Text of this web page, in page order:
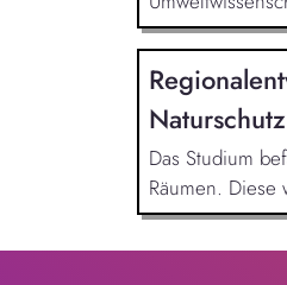
Naturschutz
Das Studium
Räumen. Diese